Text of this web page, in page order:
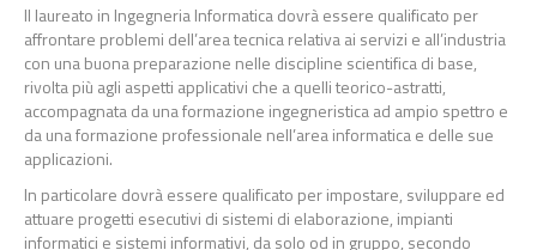
Il laureato in Ingegneria Informatica dovrà essere qualificato per
affrontare problemi dell’area tecnica relativa ai servizi e all’industria
con una buona preparazione nelle discipline scientifica di base,
rivolta più agli aspetti applicativi che a quelli teorico-astratti,
accompagnata da una formazione ingegneristica ad ampio spettro e
da una formazione professionale nell’area informatica e delle sue
applicazioni.
In particolare dovrà essere qualificato per impostare, sviluppare ed
attuare progetti esecutivi di sistemi di elaborazione, impianti
informatici e sistemi informativi, da solo od in gruppo, secondo